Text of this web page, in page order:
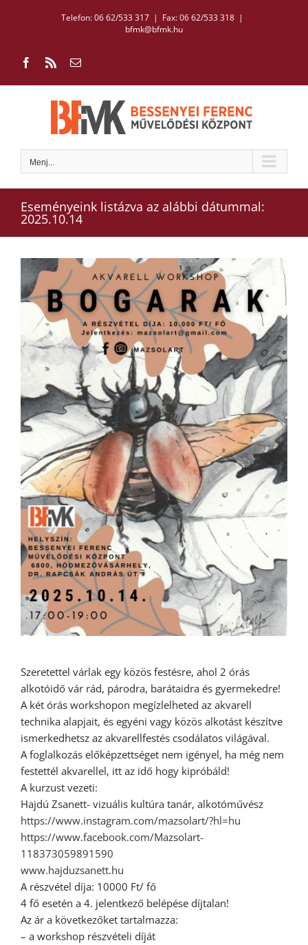
Telefon: 06 62/533 317 | Fax: 06 62/533 318 |
bfmk@bfmk.hu
Facebook
Rss Email:
Menj...
Eseményeink listázva az alábbi dátummal:
2025.10.14
View
Larger
Image
Szeretettel várlak egy közös festésre, ahol 2 órás
alkotóidő vár rád, párodra, barátaidra és gyermekedre!
A két órás workshopon megízlelheted az akvarell
technika alapjait, és egyéni vagy közös alkotást készítve
ismerkedhetsz az akvarellfestés csodálatos világával.
A foglalkozás előképzettséget nem igényel, ha még nem
festettél akvarellel, itt az idő hogy kipróbáld!
A kurzust vezeti:
Hajdú Zsanett- vizuális kultúra tanár, alkotóművész
https://www.instagram.com/mazsolart/?hl=hu
https://www.facebook.com/Mazsolart-
118373059891590
www.hajduzsanett.hu
A részvétel díja: 10000 Ft/ fő
4 fő esetén a 4. jelentkező belépése díjtalan!
Az ár a következőket tartalmazza:
– a workshop részvételi díját